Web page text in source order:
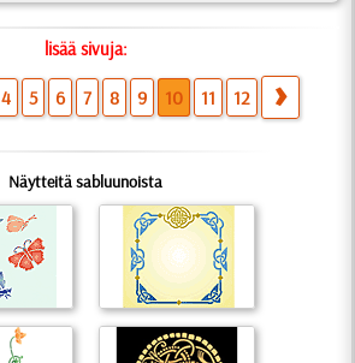
lisää sivuja:
4 5 6 7 8 9 10 11 12
Näytteitä sabluunoista